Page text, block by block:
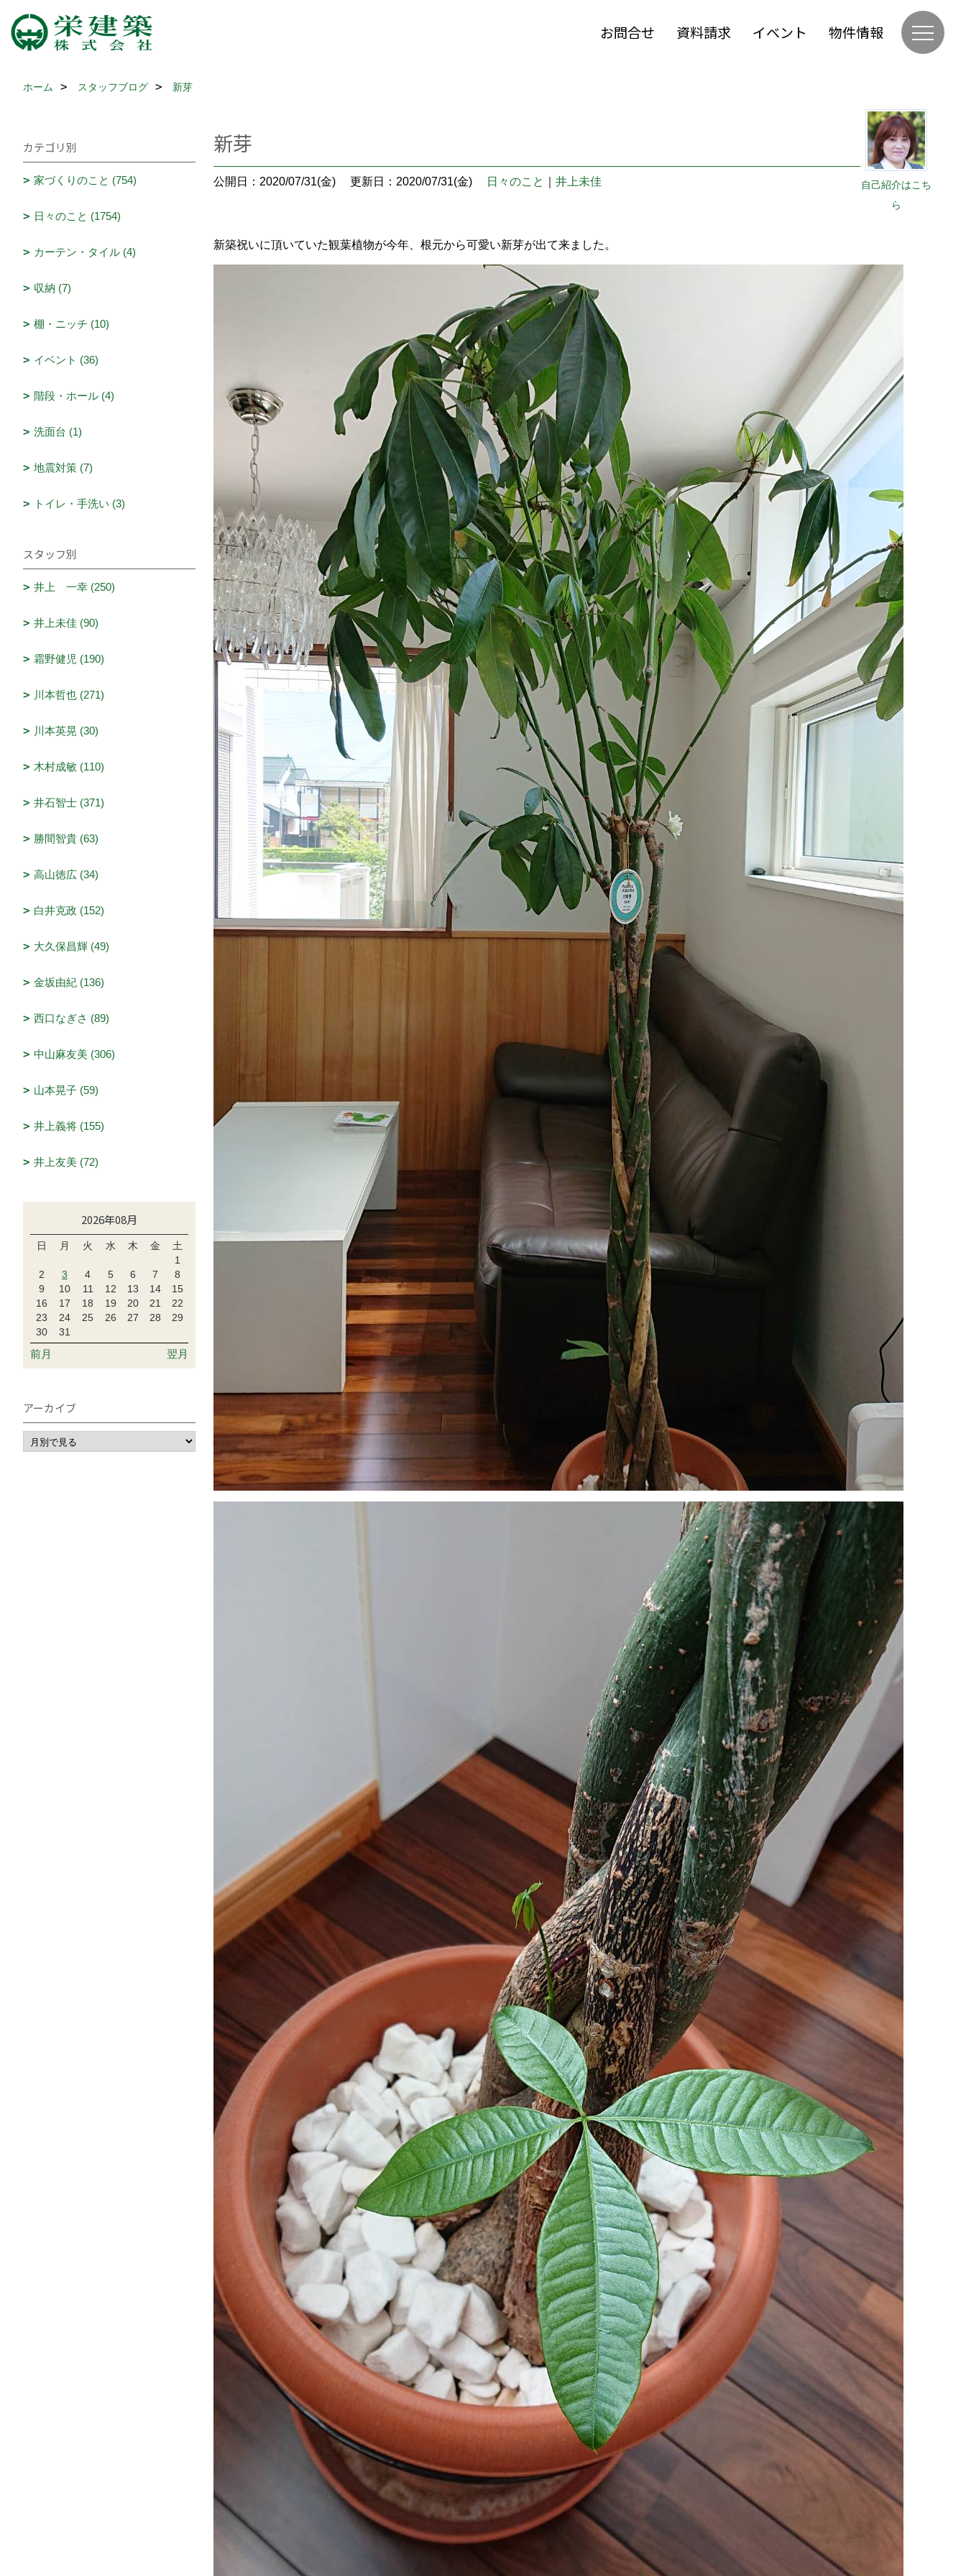
お問合せ 資料請求 イベント 物件情報
ホーム スタッフブログ 新芽
自己紹介はこち
ら
新芽
公開日：2020/07/31(金) 更新日：2020/07/31(金) 日々のこと 井上未佳
新築祝いに頂いていた観葉植物が今年、根元から可愛い新芽が出て来ました。
カテゴリ別
家づくりのこと (754)
日々のこと (1754)
カーテン・タイル (4)
収納 (7)
棚・ニッチ (10)
イベント (36)
階段・ホール (4)
洗面台 (1)
地震対策 (7)
トイレ・手洗い (3)
スタッフ別
井上 一幸 (250)
井上未佳 (90)
霜野健児 (190)
川本哲也 (271)
川本英晃 (30)
木村成敏 (110)
井石智士 (371)
勝間智貴 (63)
高山徳広 (34)
白井克政 (152)
大久保昌輝 (49)
金坂由紀 (136)
西口なぎさ (89)
中山麻友美 (306)
山本晃子 (59)
井上義将 (155)
井上友美 (72)
2026年08月
日 月 火 水 木 金
土
1
2
3 4 5 6 7
8
9
10 11 12 13 14
15
16
17 18 19 20 21
22
23
24 25 26 27 28
29
30
31
前月 翌月
アーカイブ